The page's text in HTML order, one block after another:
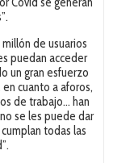
de usuarios
puedan acceder
un gran esfuerzo
cuanto a aforos,
de trabajo… han
se les puede dar
todas las